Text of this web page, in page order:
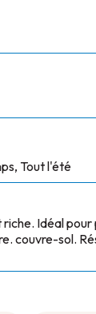
Tout l'été
Idéal pour
couvre-sol.